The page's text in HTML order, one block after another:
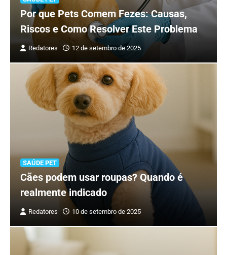
Por que Pets Comem Fezes: Causas,
Riscos e Como Resolver Este Problema
Redatores 12 de setembro de 2025
SAÚDE PET
Cães podem usar roupas? Quando é
realmente indicado
Redatores 10 de setembro de 2025